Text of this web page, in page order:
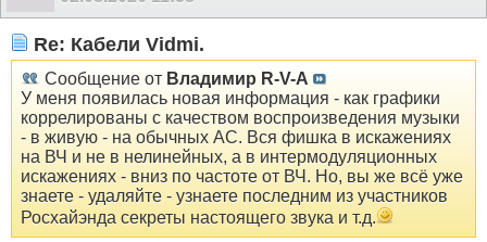
Re: Кабели Vidmi.
Сообщение от Владимир R-V-A
У меня появилась новая информация - как графики
коррелированы с качеством воспроизведения музыки
- в живую - на обычных АС. Вся фишка в искажениях
на ВЧ и не в нелинейных, а в интермодуляционных
искажениях - вниз по частоте от ВЧ. Но, вы же всё уже
знаете - удаляйте - узнаете последним из участников
Росхайэнда секреты настоящего звука и т.д.